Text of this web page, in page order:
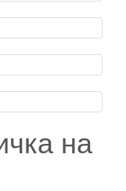
на